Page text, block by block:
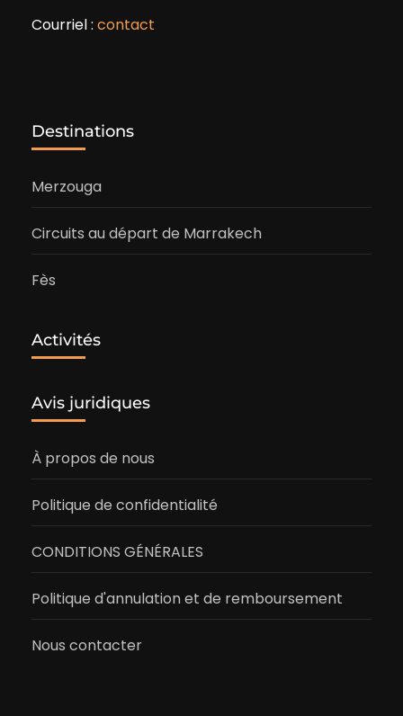
Courriel : contact
Destinations
Merzouga
Circuits au départ de Marrakech
Fès
Activités
Avis juridiques
À propos de nous
Politique de confidentialité
CONDITIONS GÉNÉRALES
Politique d'annulation et de remboursement
Nous contacter